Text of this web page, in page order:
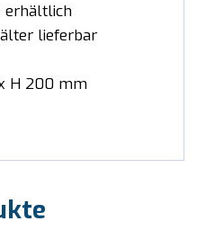
erhältlich
lieferbar
H 200 mm